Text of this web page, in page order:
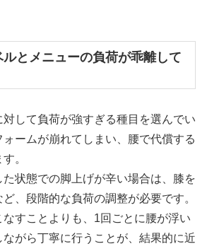
とメニューの負荷が乖離して
して負荷が強すぎる種目を選んでい
ームが崩れてしまい、腰で代償する
。
状態での脚上げが辛い場合は、膝を
、段階的な負荷の調整が必要です。
すことよりも、1回ごとに腰が浮い
がら丁寧に行うことが、結果的に近